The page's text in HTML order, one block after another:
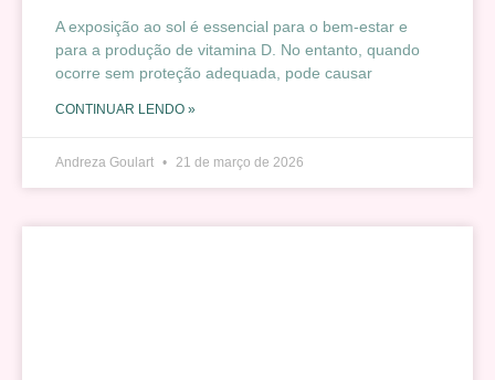
A exposição ao sol é essencial para o bem-estar e
para a produção de vitamina D. No entanto, quando
ocorre sem proteção adequada, pode causar
CONTINUAR LENDO »
Andreza Goulart 21 de março de 2026